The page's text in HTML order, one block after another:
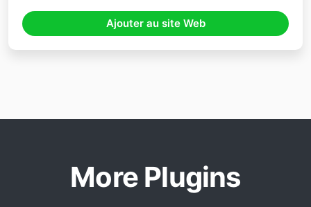
Ajouter au site Web
More Plugins